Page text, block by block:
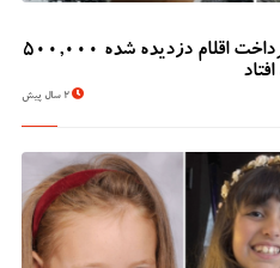
دزد سریالی که با درخواست بازپرداخت اقلام دزدیده شده 500,000
2 سال پیش